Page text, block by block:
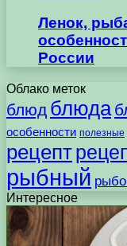
Ленок,
России
Облако меток
блюд блюда
особенности полезные
рецепт
рыбный
Интересное